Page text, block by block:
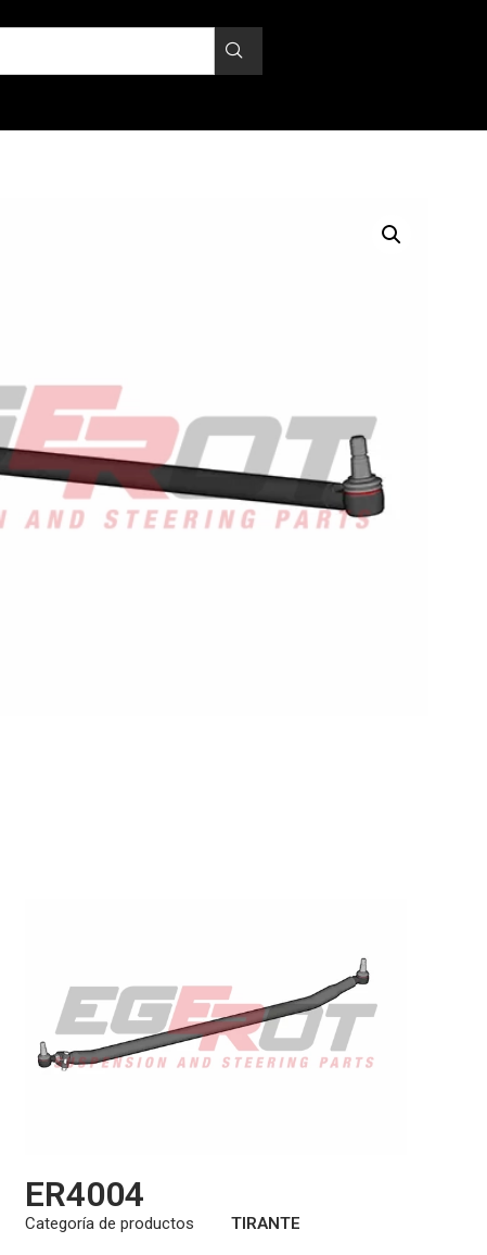
ER4004
Categoría de productos TIRANTE